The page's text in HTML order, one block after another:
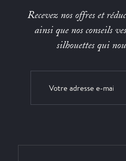
Recevez nos offres et
ainsi que nos conseils
silhouettes qui